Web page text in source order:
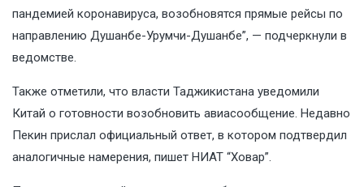
пандемией коронавируса, возобновятся прямые рейсы по
направлению Душанбе-Урумчи-Душанбе”, — подчеркнули в
ведомстве.
Также отметили, что власти Таджикистана уведомили
Китай о готовности возобновить авиасообщение. Недавно
Пекин прислал официальный ответ, в котором подтвердил
аналогичные намерения, пишет НИАТ “Ховар”.